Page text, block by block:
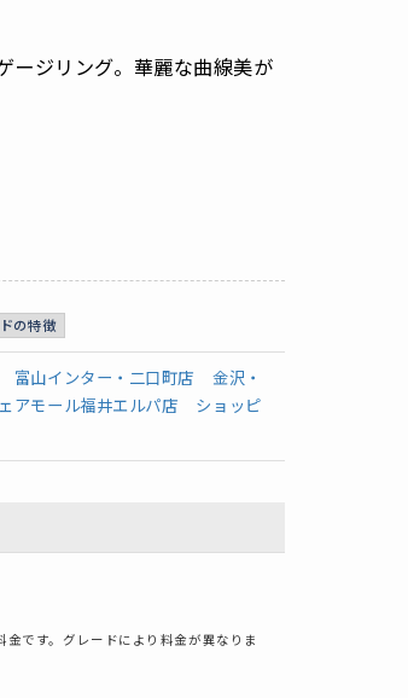
ージリング。華麗な曲線美が
の特徴
富山インター・二口町店
金沢・
アモール福井エルパ店
ショッピ
です。グレードにより料金が異なりま